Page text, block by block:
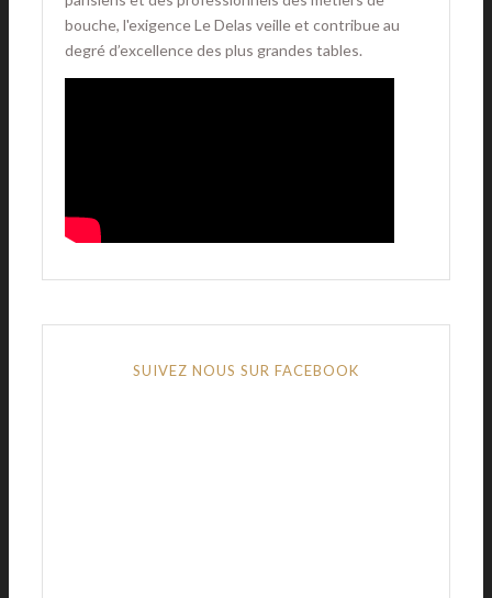
bouche, l'exigence Le Delas veille et contribue au
degré d’excellence des plus grandes tables.
SUIVEZ NOUS SUR FACEBOOK